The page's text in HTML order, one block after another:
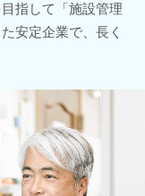
指して「施設管理
安定企業で、長く